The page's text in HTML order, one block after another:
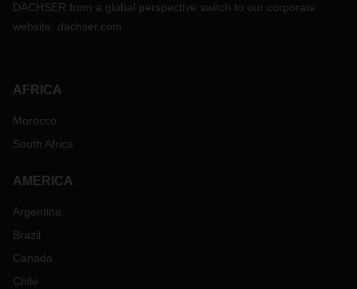
DACHSER from a global perspective switch to our corporate
website: dachser.com
AFRICA
Morocco
South Africa
AMERICA
Argentina
Brazil
Canada
Chile